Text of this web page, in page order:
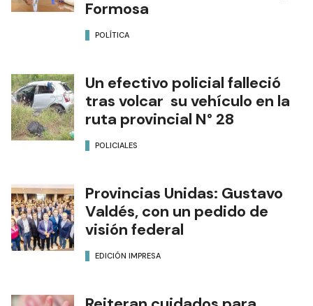
Formosa
POLÍTICA
Un efectivo policial falleció
tras volcar su vehículo en la
ruta provincial N° 28
POLICIALES
Provincias Unidas: Gustavo
Valdés, con un pedido de
visión federal
EDICIÓN IMPRESA